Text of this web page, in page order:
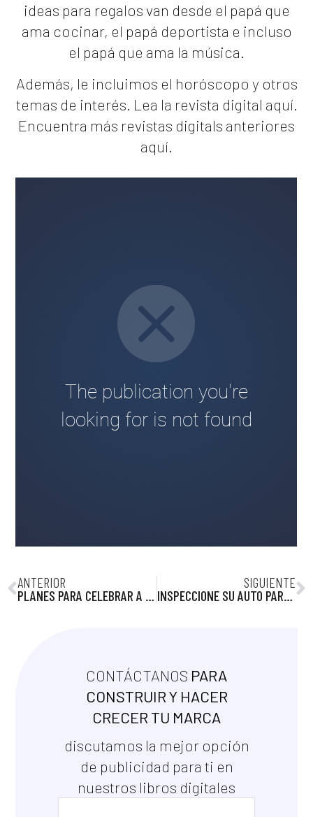
ideas para regalos van desde el papá que
ama cocinar, el papá deportista e incluso
el papá que ama la música.
Además, le incluimos el horóscopo y otros
temas de interés. Lea la revista digital aquí.
Encuentra más revistas digitals anteriores
aquí
ANTERIOR
PLANES PARA CELEBRAR A PAPÁ
SIGUIENTE
INSPECCIONE SU AUTO PARA LOS VIAJES POR CARRETERA DE VERANO
CONTÁCTANOS PARA
CONSTRUIR Y HACER
CRECER TU MARCA
discutamos la mejor opción
de publicidad para ti en
nuestros libros digitales